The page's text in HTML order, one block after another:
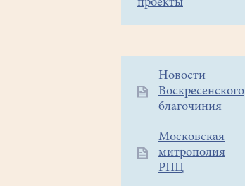
проекты
Дополнительное
меню
Новости
Воскресенского
благочиния
Московская
митрополия
РПЦ